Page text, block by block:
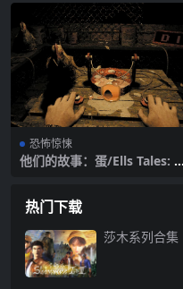
恐怖惊悚
他们的故事：蛋/Ells Tales: E
热门下载
莎木系列合集